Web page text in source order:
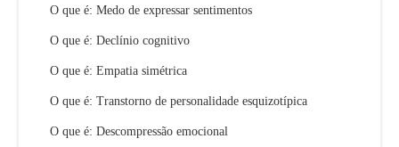
O que é: Medo de expressar sentimentos
O que é: Declínio cognitivo
O que é: Empatia simétrica
O que é: Transtorno de personalidade esquizotípica
O que é: Descompressão emocional